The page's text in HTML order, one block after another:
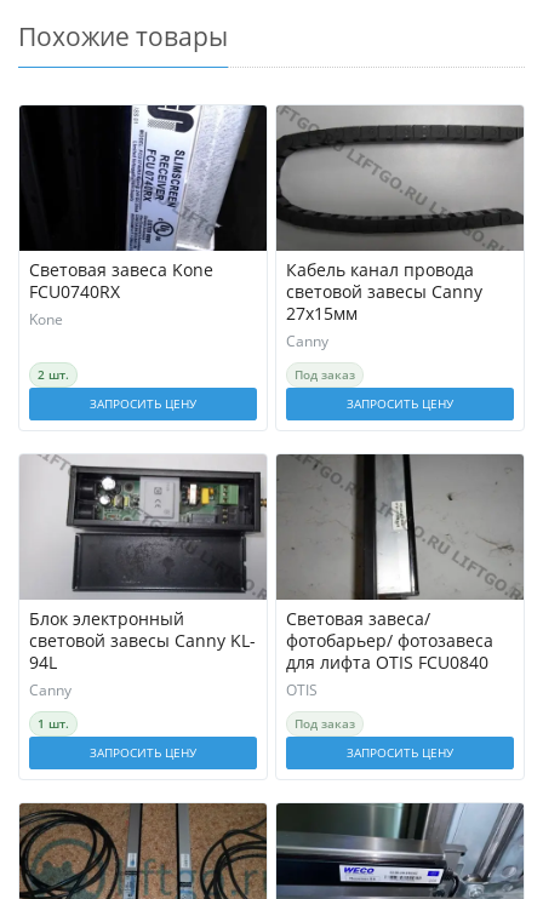
Похожие товары
Световая завеса Kone
FCU0740RX
Kone
2 шт.
ЗАПРОСИТЬ ЦЕНУ
Кабель канал провода
световой завесы Canny
27х15мм
Canny
Под заказ
ЗАПРОСИТЬ ЦЕНУ
Блок электронный
световой завесы Canny KL-
94L
Canny
1 шт.
ЗАПРОСИТЬ ЦЕНУ
Световая завеса/
фотобарьер/ фотозавеса
для лифта OTIS FCU0840
OTIS
Под заказ
ЗАПРОСИТЬ ЦЕНУ